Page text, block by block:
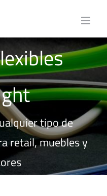
tipo de
retail, muebles y